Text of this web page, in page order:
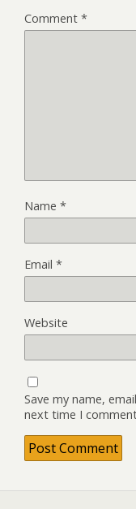
Comment *
Name *
Email *
Website
Save my name,
next time I